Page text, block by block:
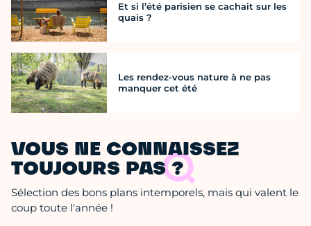
Et si l’été parisien se cachait sur les
quais ?
Les rendez-vous nature à ne pas
manquer cet été
VOUS NE CONNAISSEZ
TOUJOURS PAS ?
Sélection des bons plans intemporels, mais qui valent le
coup toute l'année !